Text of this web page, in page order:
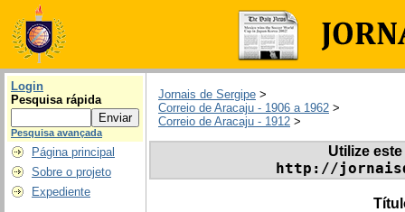
Login
Pesquisa rápida
Pesquisa avançada
Página principal
Sobre o projeto
Expediente
Jornais de Sergipe >
Correio de Aracaju - 1906 a 1962 >
Correio de Aracaju - 1912 >
Utilize
http://